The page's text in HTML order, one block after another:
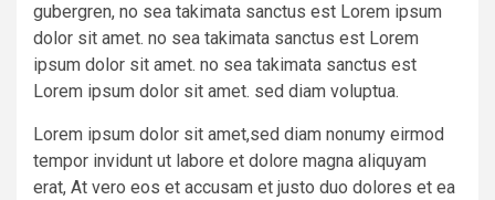
gubergren, no sea takimata sanctus est Lorem ipsum
dolor sit amet. no sea takimata sanctus est Lorem
ipsum dolor sit amet. no sea takimata sanctus est
Lorem ipsum dolor sit amet. sed diam voluptua.
Lorem ipsum dolor sit amet,sed diam nonumy eirmod
tempor invidunt ut labore et dolore magna aliquyam
erat, At vero eos et accusam et justo duo dolores et ea